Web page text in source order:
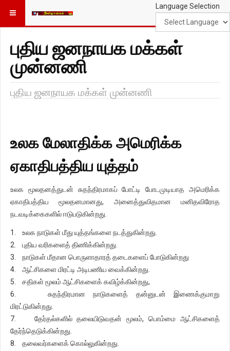
Language Selection
புதிய ஜனநாயக மக்கள்
முன்னணி
புதிய ஜனநாயக மக்கள் முன்னணி
உலக மேலாதிக்க அமெரிக்க
ஏகாதிபத்திய யுத்தம்
உலக மூலதனத்துடன் சுதந்திரமாகப் போட்டி போடமுடியாத அமெரிக்க
ஏகாதிபத்திய மூலதனமானது, அனைத்துவிதமான மனிதவிரோத
நடவடிக்கைகளில் ஈடுபடுகின்றது.
1. உலக நாடுகள் மீது யுத்தங்களை நடத்துகின்றது.
2. புதிய வரிகளைத் திணிக்கின்றது.
3. நாடுகள் மீதான பொருளாதாரத் தடைகளைப் போடுகின்றது
4. ஆட்சிகளை மிரட்டி அடிபணிய வைக்கின்றது.
5. சதிகள் மூலம் ஆட்சிகளைக் கவிழ்க்கின்றது,
6. சுதந்திரமான நாடுகளைத் தன்னுடன் இணைக்குமாறு
மிரட்டுகின்றது.
7. தேர்தல்களில் தலையிடுவதன் மூலம், பொம்மை ஆட்சிகளைத்
தேர்ந்தெடுக்கின்றது.
8. தலைவர்களைக் கொல்லுகின்றது.